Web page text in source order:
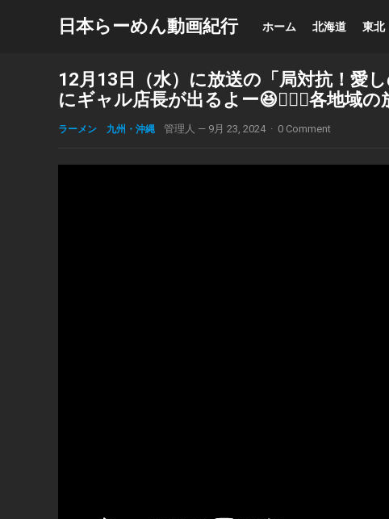
日本らーめん動画紀行 ホーム 北海道 東北
12月13日（水）に放送の「局対抗！愛
にギャル店長が出るよー😆❤️‍🔥🍜各地域
ラーメン 九州・沖縄 管理人 — 9月 23, 2024 · 0 Comment